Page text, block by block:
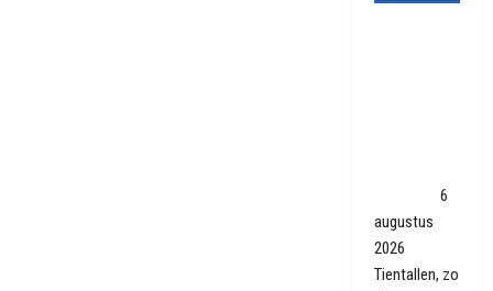
6
augustus
2026
Tientallen, zo